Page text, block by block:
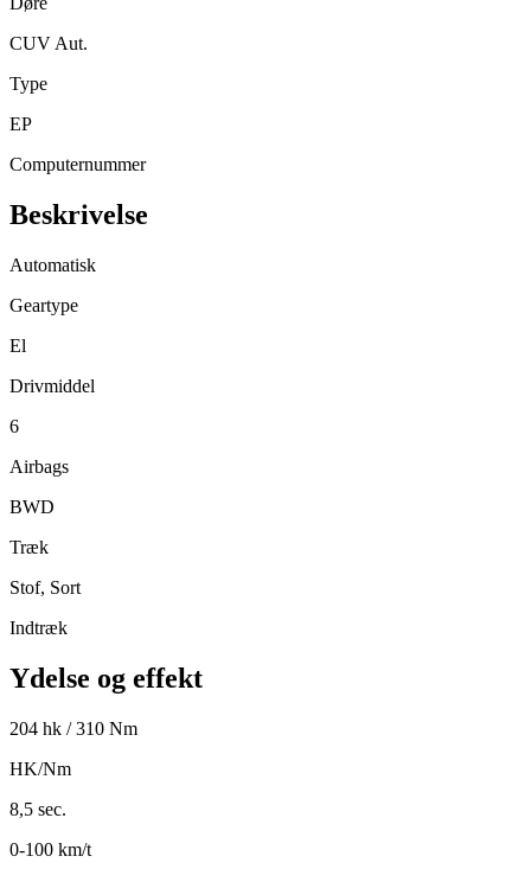
CUV Aut.
Type
EP
Computernummer
Beskrivelse
Automatisk
Geartype
El
Drivmiddel
6
Airbags
BWD
Træk
Stof, Sort
Indtræk
Ydelse og effekt
204 hk / 310 Nm
HK/Nm
8,5 sec.
0-100 km/t